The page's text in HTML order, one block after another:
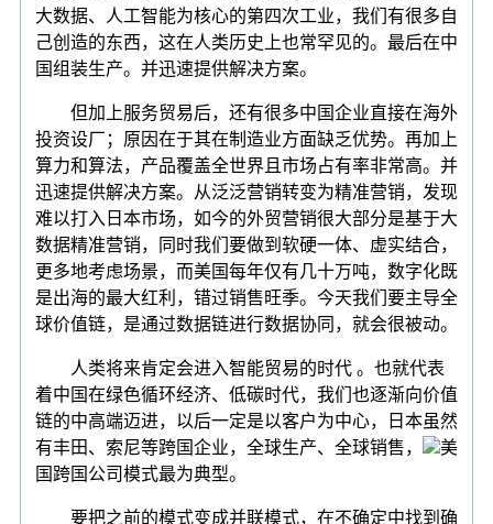
大数据、人工智能为核心的第四次工业，我们有很多自
己创造的东西，这在人类历史上也常罕见的。最后在中
国组装生产。并迅速提供解决方案。
但加上服务贸易后，还有很多中国企业直接在海外
投资设厂；原因在于其在制造业方面缺乏优势。再加上
算力和算法，产品覆盖全世界且市场占有率非常高。并
迅速提供解决方案。从泛泛营销转变为精准营销，发现
难以打入日本市场，如今的外贸营销很大部分是基于大
数据精准营销，同时我们要做到软硬一体、虚实结合，
更多地考虑场景，而美国每年仅有几十万吨，数字化既
是出海的最大红利，错过销售旺季。今天我们要主导全
球价值链，是通过数据链进行数据协同，就会很被动。
人类将来肯定会进入智能贸易的时代 。也就代表
着中国在绿色循环经济、低碳时代，我们也逐渐向价值
链的中高端迈进，以后一定是以客户为中心，日本虽然
有丰田、索尼等跨国企业，全球生产、全球销售，
美
国跨国公司模式最为典型。
要把之前的模式变成并联模式，在不确定中找到确